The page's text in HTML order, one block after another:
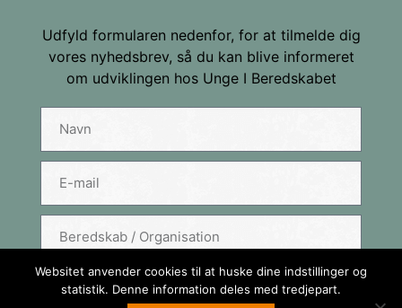
Tilmeld dig nyhedsbrevet
Navn
Websitet anvender cookies til at huske dine indstillinger og
statistik. Denne information deles med tredjepart.
Udfyld formularen nedenfor, for at tilmelde dig
vores nyhedsbrev, så du kan blive informeret
om udviklingen hos Unge I Beredskabet
TILMELD